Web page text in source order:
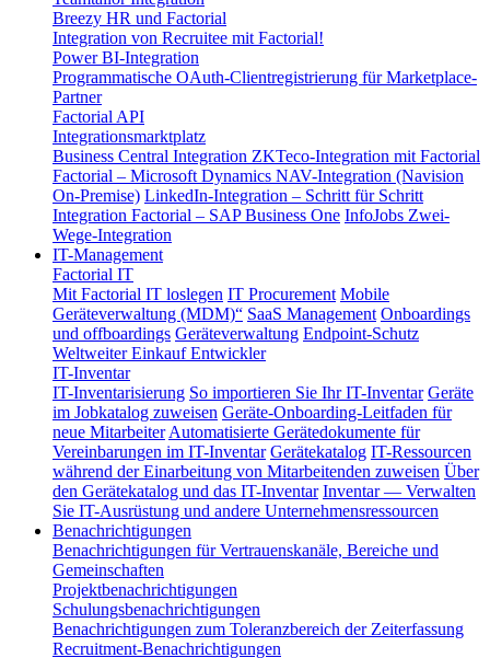
Breezy HR und Factorial
Integration von Recruitee mit Factorial!
Power BI-Integration
Programmatische OAuth-Clientregistrierung für Marketplace-
Partner
Factorial API
Integrationsmarktplatz
Business Central Integration ZKTeco-Integration mit Factorial
Factorial – Microsoft Dynamics NAV-Integration (Navision
On-Premise) LinkedIn-Integration – Schritt für Schritt
Integration Factorial – SAP Business One InfoJobs Zwei-
Wege-Integration
IT-Management
Factorial IT
Mit Factorial IT loslegen IT Procurement Mobile
Geräteverwaltung (MDM)“ SaaS Management Onboardings
und offboardings Geräteverwaltung Endpoint-Schutz
Weltweiter EinkaufEntwickler
IT-Inventar
IT-Inventarisierung So importieren Sie Ihr IT-Inventar Geräte
im Jobkatalog zuweisen Geräte-Onboarding-Leitfaden für
neue Mitarbeiter Automatisierte Gerätedokumente für
Vereinbarungen im IT-Inventar Gerätekatalog IT-Ressourcen
während der Einarbeitung von Mitarbeitenden zuweisen Über
den Gerätekatalog und das IT-Inventar Inventar — Verwalten
Sie IT-Ausrüstung und andere Unternehmensressourcen
Benachrichtigungen
Benachrichtigungen für Vertrauenskanäle, Bereiche und
Gemeinschaften
Projektbenachrichtigungen
Schulungsbenachrichtigungen
Benachrichtigungen zum Toleranzbereich der Zeiterfassung
Recruitment-Benachrichtigungen